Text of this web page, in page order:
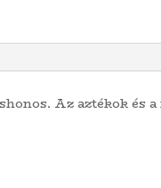
Az aztékok és a